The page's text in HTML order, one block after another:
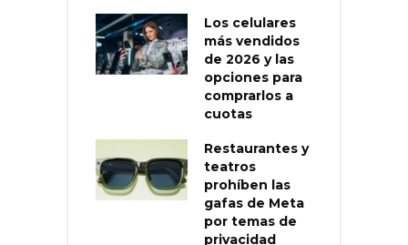
Los celulares
más vendidos
de 2026 y las
opciones para
comprarlos a
cuotas
Restaurantes y
teatros
prohíben las
gafas de Meta
por temas de
privacidad